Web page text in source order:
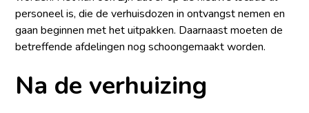
personeel is, die de verhuisdozen in ontvangst nemen en
gaan beginnen met het uitpakken. Daarnaast moeten de
betreffende afdelingen nog schoongemaakt worden.
Na de verhuizing